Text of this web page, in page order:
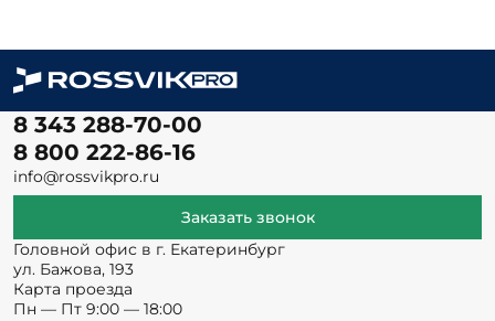
8 343 288-70-00
8 800 222-86-16
info@rossvikpro.ru
Заказать звонок
Головной офис в г. Екатеринбург
ул. Бажова, 193
Карта проезда
Пн — Пт 9:00 — 18:00